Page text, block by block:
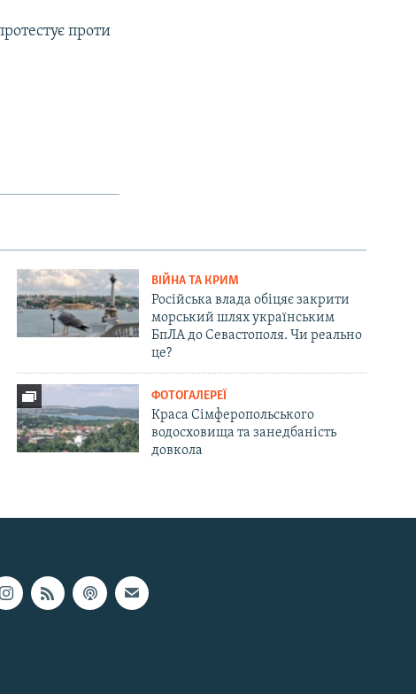
проти
ВІЙНА ТА КРИМ
Російська влада обіцяє закрити
морський шлях українським
БпЛА до Севастополя. Чи реально
це?
ФОТОГАЛЕРЕЇ
Краса Сімферопольського
водосховища та занедбаність
довкола